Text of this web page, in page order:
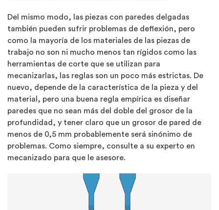
Del mismo modo, las piezas con paredes delgadas
también pueden sufrir problemas de deflexión, pero
como la mayoría de los materiales de las piezas de
trabajo no son ni mucho menos tan rígidos como las
herramientas de corte que se utilizan para
mecanizarlas, las reglas son un poco más estrictas. De
nuevo, depende de la característica de la pieza y del
material, pero una buena regla empírica es diseñar
paredes que no sean más del doble del grosor de la
profundidad, y tener claro que un grosor de pared de
menos de 0,5 mm probablemente será sinónimo de
problemas. Como siempre, consulte a su experto en
mecanizado para que le asesore.